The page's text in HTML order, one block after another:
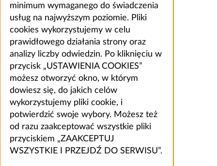
minimum wymaganego do świadczenia
usług na najwyższym poziomie. Pliki
cookies wykorzystujemy w celu
prawidłowego działania strony oraz
analizy liczby odwiedzin. Po kliknięciu w
przycisk „USTAWIENIA COOKIES”
możesz otworzyć okno, w którym
dowiesz się, do jakich celów
wykorzystujemy pliki cookie, i
potwierdzić swoje wybory. Możesz też
od razu zaakceptować wszystkie pliki
przyciskiem „ZAAKCEPTUJ
WSZYSTKIE I PRZEJDŹ DO SERWISU”.